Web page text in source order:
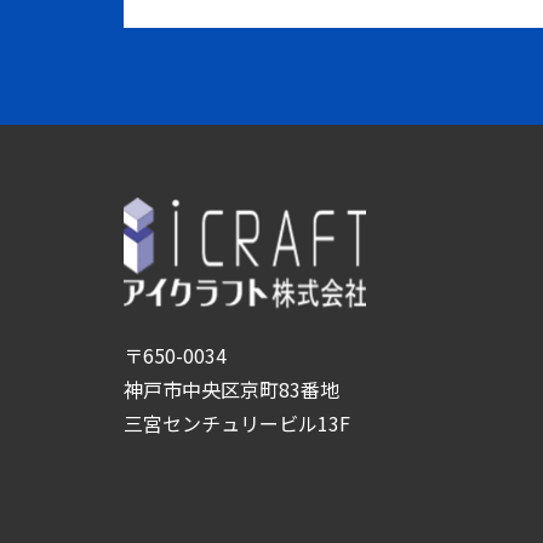
〒650-0034
神戸市中央区京町83番地
三宮センチュリービル13F